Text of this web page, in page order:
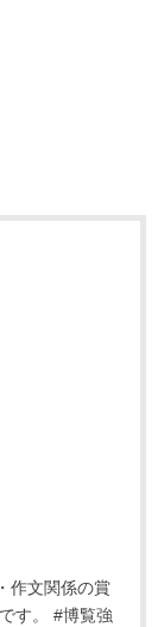
作文関係の賞
す。 #博覧強